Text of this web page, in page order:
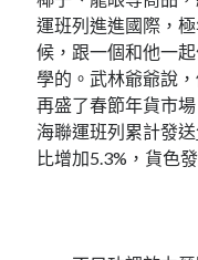
運班列進進國際，
候，跟一個和他一
學的。武林爺爺說
再盛了春節年貨市
海聯運班列累計發送
比增加5.3%，貨色